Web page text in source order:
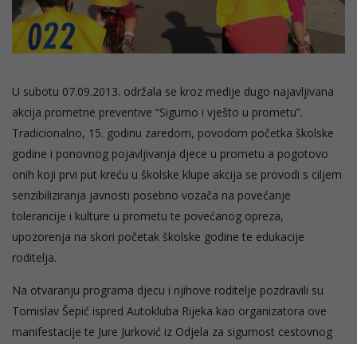
U subotu 07.09.2013. održala se kroz medije dugo najavljivana
akcija prometne preventive “Sigurno i vješto u prometu”.
Tradicionalno, 15. godinu zaredom, povodom početka školske
godine i ponovnog pojavljivanja djece u prometu a pogotovo
onih koji prvi put kreću u školske klupe akcija se provodi s ciljem
senzibiliziranja javnosti posebno vozača na povećanje
tolerancije i kulture u prometu te povećanog opreza,
upozorenja na skori početak školske godine te edukacije
roditelja.
Na otvaranju programa djecu i njihove roditelje pozdravili su
Tomislav Šepić ispred Autokluba Rijeka kao organizatora ove
manifestacije te Jure Jurković iz Odjela za sigurnost cestovnog